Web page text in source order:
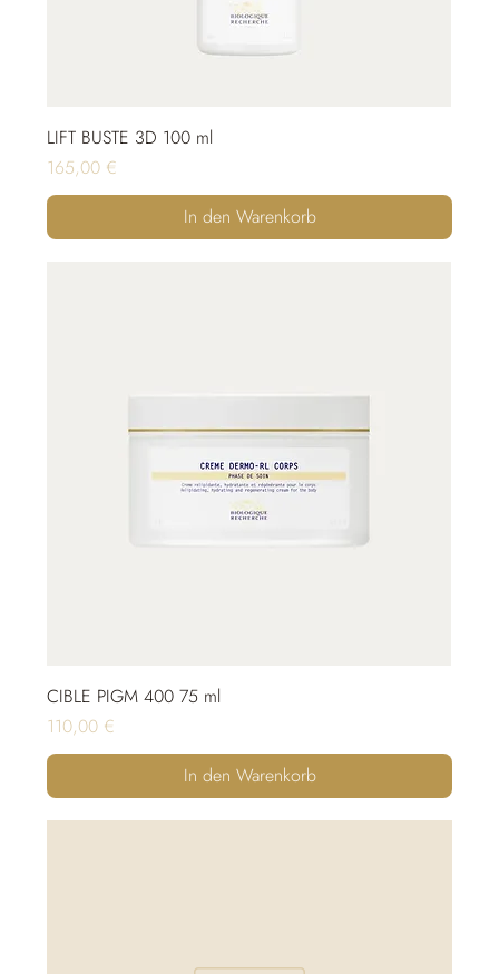
LIFT BUSTE 3D 100 ml
Preis
165,00 €
In den Warenkorb
CIBLE PIGM 400 75 ml
Preis
110,00 €
In den Warenkorb